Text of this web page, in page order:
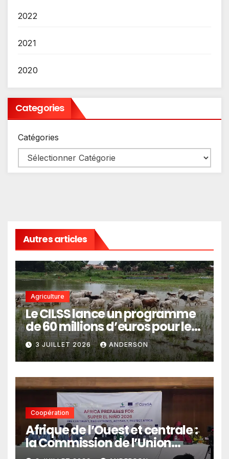
2022
2021
2020
Categories
Catégories
Autres articles
Agriculture
Le CILSS lance un programme
de 60 millions d’euros pour le
pastoralisme
3 JUILLET 2026 ANDERSON
Coopération
Afrique de l’Ouest et centrale :
la Commission de l’Union
africaine veut renforcer